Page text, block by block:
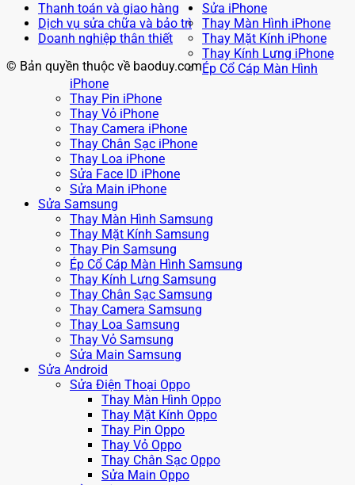
Thanh toán và giao hàng
Dịch vụ sửa chữa và bảo trì
Doanh nghiệp thân thiết
© Bản quyền thuộc về baoduy.com
Sửa iPhone
Thay Màn Hình iPhone
Thay Mặt Kính iPhone
Thay Kính Lưng iPhone
Ép Cổ Cáp Màn Hình
iPhone
Thay Pin iPhone
Thay Vỏ iPhone
Thay Camera iPhone
Thay Chân Sạc iPhone
Thay Loa iPhone
Sửa Face ID iPhone
Sửa Main iPhone
Sửa Samsung
Thay Màn Hình Samsung
Thay Mặt Kính Samsung
Thay Pin Samsung
Ép Cổ Cáp Màn Hình Samsung
Thay Kính Lưng Samsung
Thay Chân Sạc Samsung
Thay Camera Samsung
Thay Loa Samsung
Thay Vỏ Samsung
Sửa Main Samsung
Sửa Android
Sửa Điện Thoại Oppo
Thay Màn Hình Oppo
Thay Mặt Kính Oppo
Thay Pin Oppo
Thay Vỏ Oppo
Thay Chân Sạc Oppo
Sửa Main Oppo